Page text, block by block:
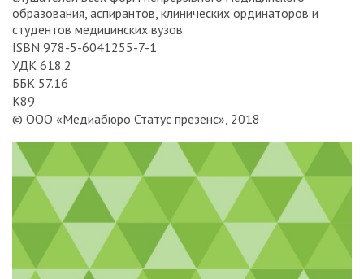
образования, аспирантов, клинических ординаторов и
студентов медицинских вузов.
ISBN 978-5-6041255-7-1
УДК 618.2
ББК 57.16
К89
© ООО «Медиабюро Статус презенс», 2018